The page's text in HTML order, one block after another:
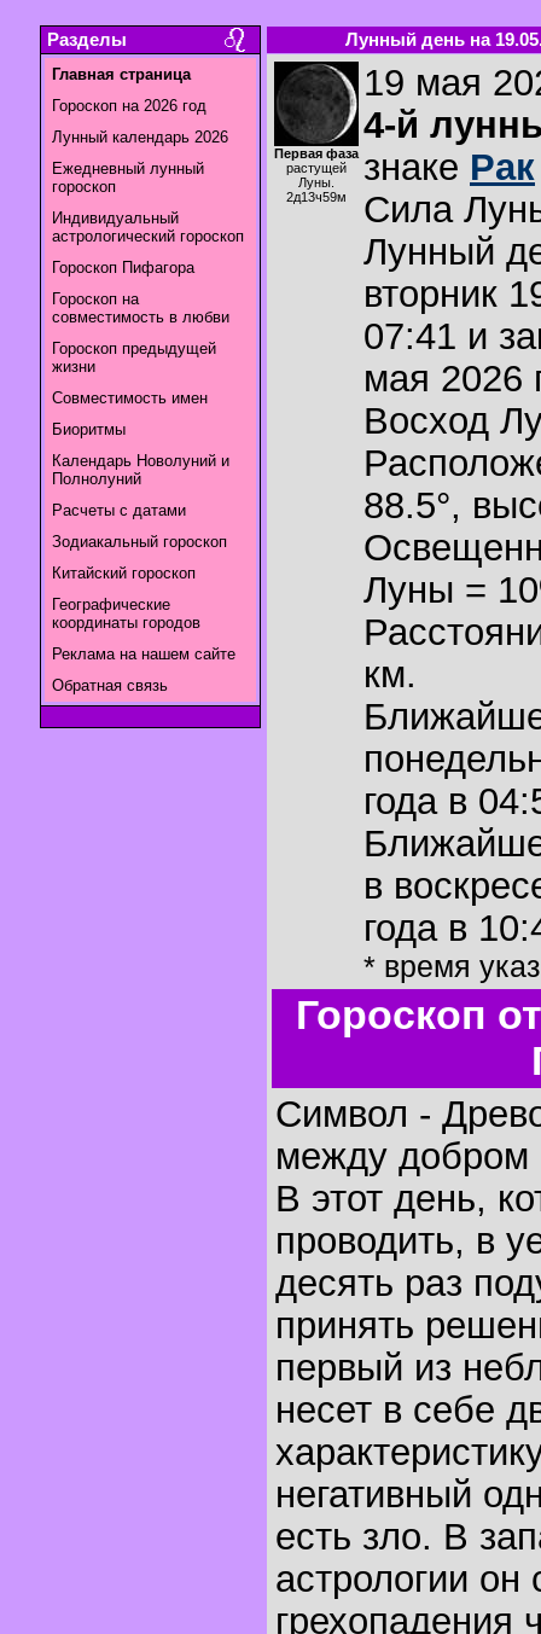
Разделы
Главная страница
Гороскоп на 2026 год
Лунный календарь 2026
Ежедневный лунный
гороскоп
Индивидуальный
астрологический гороскоп
Гороскоп Пифагора
Гороскоп на
совместимость в любви
Гороскоп предыдущей
жизни
Совместимость имен
Биоритмы
Календарь Новолуний и
Полнолуний
Расчеты с датами
Зодиакальный гороскоп
Китайский гороскоп
Географические
координаты городов
Реклама на нашем сайте
Обратная связь
Лунный день на
Первая фаза
растущей
Луны.
2д13ч59м
19 мая
4-й
знаке Рак
Сила
Лунный
вторник
07:41 и
мая 2026
Восход
88.5°,
Луны =
км.
года в
в
года в
* время
Гороскоп
Символ -
между добром
В этот день,
проводить, в
десять раз
принять
первый из
несет в себе
негативный
есть зло. В
астрологии он
грехопадения